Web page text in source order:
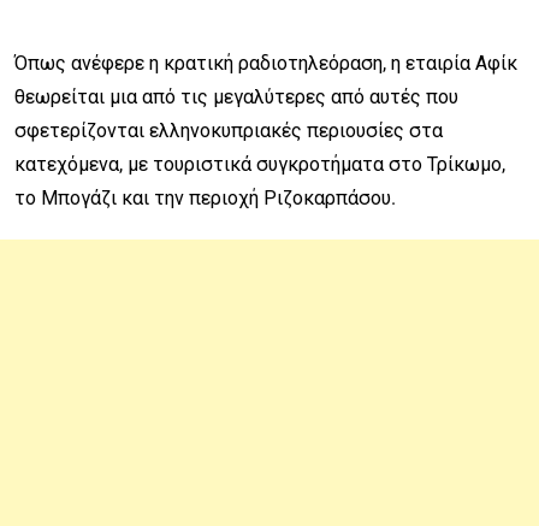
Όπως ανέφερε η κρατική ραδιοτηλεόραση, η εταιρία Αφίκ
θεωρείται μια από τις μεγαλύτερες από αυτές που
σφετερίζονται ελληνοκυπριακές περιουσίες στα
κατεχόμενα, με τουριστικά συγκροτήματα στο Τρίκωμο,
το Μπογάζι και την περιοχή Ριζοκαρπάσου.